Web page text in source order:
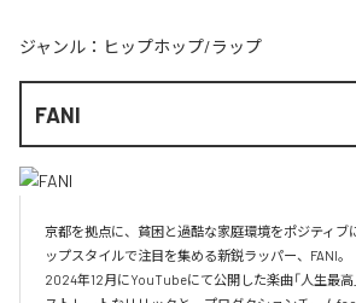
ジャンル： ヒップホップ/ラップ
FANI
京都を拠点に、貧困と過酷な家庭環境をポジティブ
ップスタイルで注目を集める新鋭ラッパー、FANI。
2024年12月にYouTubeにて公開した楽曲「人生最高